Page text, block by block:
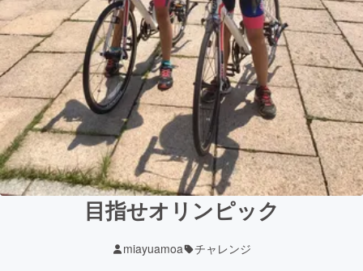
目指せオリンピック
miayuamoa チャレンジ